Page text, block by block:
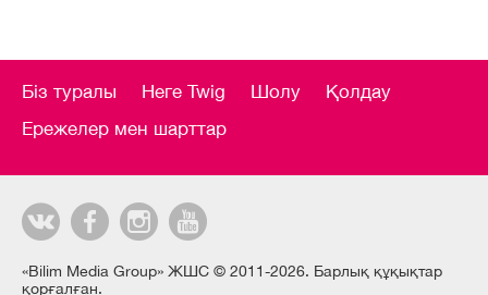
Біз туралы Неге Twig Шолу
Қолдау
Ережелер мен шарттар
«Bilim Media Group» ЖШС © 2011-2026. Барлық құқықтар
қорғалған.